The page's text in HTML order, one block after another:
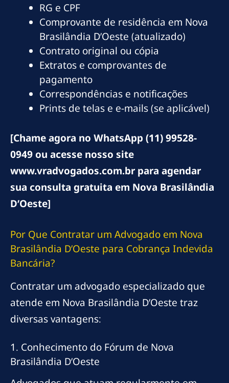
RG e CPF
Comprovante de residência em Nova
Brasilândia D’Oeste (atualizado)
Contrato original ou cópia
Extratos e comprovantes de
pagamento
Correspondências e notificações
Prints de telas e e-mails (se aplicável)
[Chame agora no WhatsApp (11) 99528-
0949 ou acesse nosso site
www.vradvogados.com.br para agendar
sua consulta gratuita em Nova Brasilândia
D’Oeste]
Por Que Contratar um Advogado em Nova
Brasilândia D’Oeste para Cobrança Indevida
Bancária?
Contratar um advogado especializado que
atende em Nova Brasilândia D’Oeste traz
diversas vantagens:
1. Conhecimento do Fórum de Nova
Brasilândia D’Oeste